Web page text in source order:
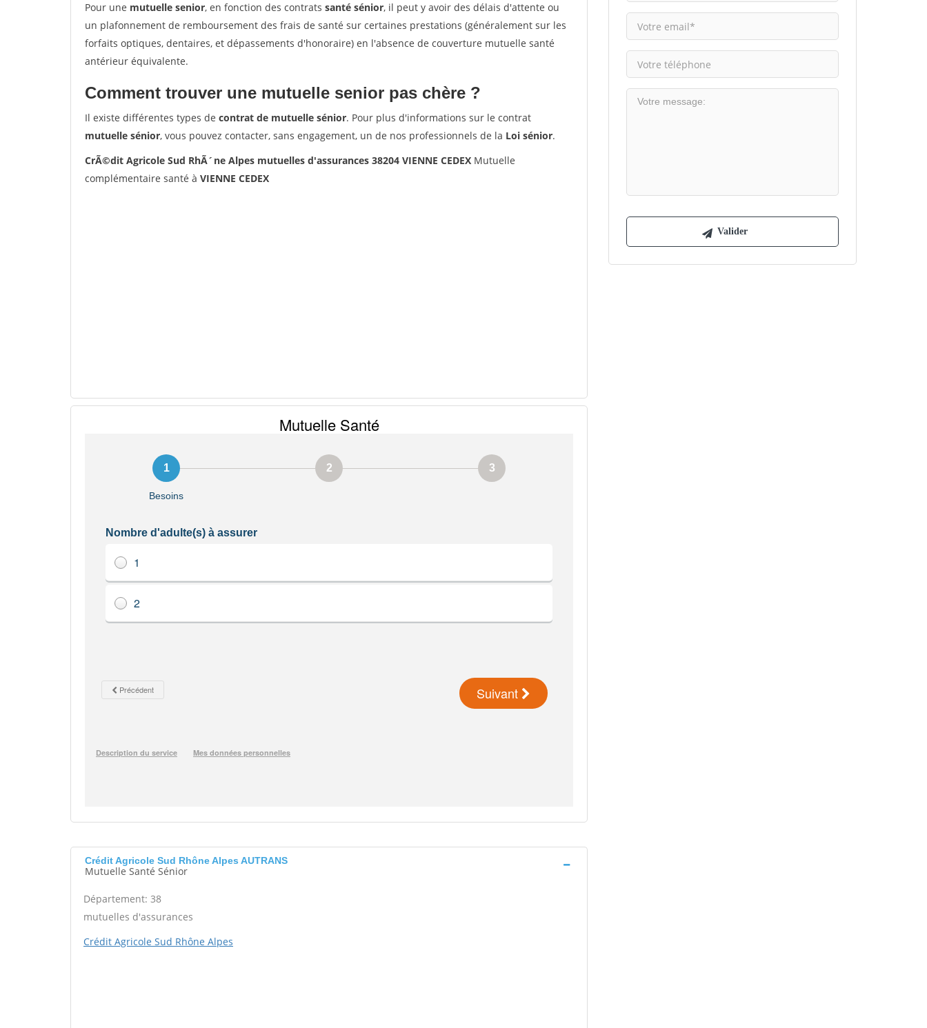
Pour une mutuelle senior, en fonction des contrats santé sénior, il peut y avoir des délais d'attente ou
un plafonnement de remboursement des frais de santé sur certaines prestations (généralement sur les
forfaits optiques, dentaires, et dépassements d'honoraire) en l'absence de couverture mutuelle santé
antérieur équivalente.
Comment trouver une mutuelle senior pas chère ?
Il existe différentes types de contrat de mutuelle sénior. Pour plus d'informations sur le contrat
mutuelle sénior, vous pouvez contacter, sans engagement, un de nos professionnels de la Loi sénior.
CrÃ©dit Agricole Sud RhÃ´ne Alpes mutuelles d'assurances 38204 VIENNE CEDEX Mutuelle
complémentaire santé à VIENNE CEDEX
Crédit Agricole Sud Rhône Alpes AUTRANS
Mutuelle Santé Sénior
Département: 38
mutuelles d'assurances
Crédit Agricole Sud Rhône Alpes